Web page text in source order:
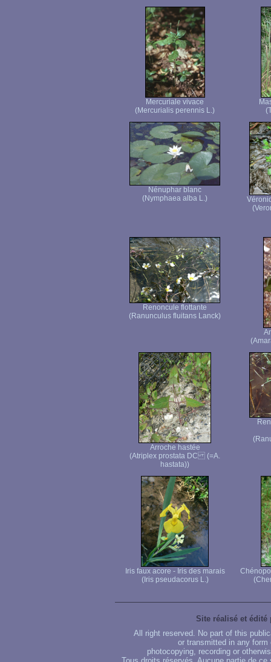
Mercuriale vivace
(Mercurialis perennis L.)
Nénuphar blanc
(Nymphaea alba L.)
Renoncule flottante
(Ranunculus fluitans Lanck)
Arroche hastée
(Atriplex prostata DC (=A.
hastata))
Iris faux acore - Iris des marais
(Iris pseudacorus L.)
Site réalisé et édité
All right reserved. No part of this
or transmitted in any
photocopying, recording or